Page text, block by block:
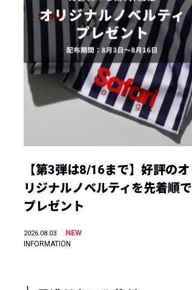
【第3弾は8/16まで】好評のオ
リジナルノベルティを先着順で
プレゼント
2026.08.03
NEW
INFORMATION